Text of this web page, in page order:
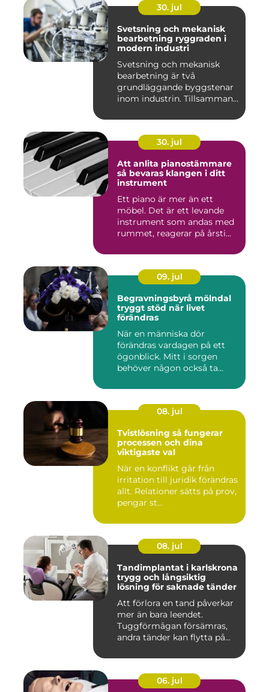
30. jul
Svetsning och mekanisk
bearbetning ryggraden i
modern industri
Svetsning och mekanisk
bearbetning är två
grundläggande byggstenar
inom industrin. Tillsammans
30. jul
Att anlita pianostämmare
så bevaras klangen i ditt
instrument
Ett piano är mer än ett
möbel. Det är ett levande
instrument som andas med
rummet, reagerar på årsti...
09. jul
Begravningsbyrå mölndal
tryggt stöd när livet
förändras
När en människa dör
förändras vardagen på ett
ögonblick. Mitt i sorgen
behöver någon också ta
08. jul
Tvistlösning så fungerar
processen och dina
viktigaste val
När en konflikt går från
irritation till juridik förändras
allt. Relationer sätts på prov,
pengar st...
08. jul
Tandimplantat i karlskrona
trygg och långsiktig
lösning för saknade tänder
Att förlora en tand påverkar
mer än bara leendet.
Tuggförmågan försämras,
andra tänder kan flytta på...
06. jul